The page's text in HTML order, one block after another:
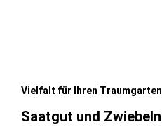
Vielfalt für Ihren Traumgarten
Saatgut und Zwiebeln